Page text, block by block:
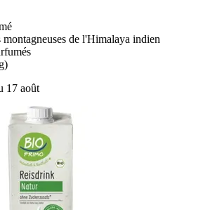
montagneuses de l'Himalaya indien
17 août